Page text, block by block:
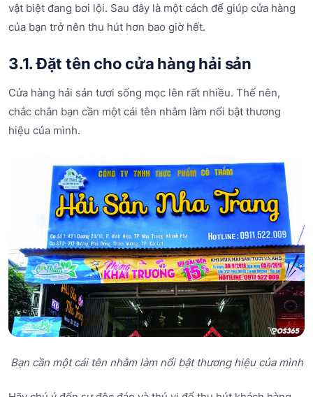
vật biệt đang bơi lội. Sau đây là một cách để giúp cửa hàng
của bạn trở nên thu hút hơn bao giờ hết.
3.1. Đặt tên cho cửa hàng hải sản
Cửa hàng hải sản tươi sống mọc lên rất nhiều. Thế nên,
chắc chắn bạn cần một cái tên nhằm làm nổi bật thương
hiệu của mình.
Bạn cần một cái tên nhằm làm nổi bật thương hiệu của mình